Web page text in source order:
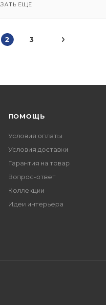
ЕЩЕ
2 3
ПОМОЩЬ
Условия оплаты
Условия доставки
Гарантия на товар
Вопрос-ответ
Коллекции
Идеи интерьера